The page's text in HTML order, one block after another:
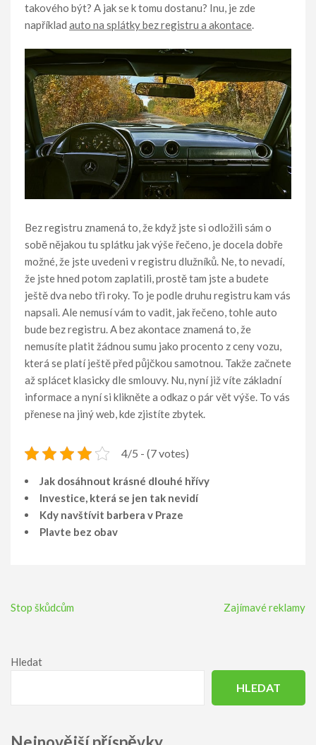
takového být? A jak se k tomu dostanu? Inu, je zde
například auto na splátky bez registru a akontace.
Bez registru znamená to, že když jste si odložili sám o
sobě nějakou tu splátku jak výše řečeno, je docela dobře
možné, že jste uvedeni v registru dlužníků. Ne, to nevadí,
že jste hned potom zaplatili, prostě tam jste a budete
ještě dva nebo tři roky. To je podle druhu registru kam vás
napsali. Ale nemusí vám to vadit, jak řečeno, tohle auto
bude bez registru. A bez akontace znamená to, že
nemusíte platit žádnou sumu jako procento z ceny vozu,
která se platí ještě před půjčkou samotnou. Takže začnete
až splácet klasicky dle smlouvy. Nu, nyní již víte základní
informace a nyní si klikněte a odkaz o pár vět výše. To vás
přenese na jiný web, kde zjistíte zbytek.
4/5 - (7 votes)
Jak dosáhnout krásné dlouhé hřívy
Investice, která se jen tak nevidí
Kdy navštívit barbera v Praze
Plavte bez obav
Navigace
Stop škůdcům Zajímavé reklamy
Hledat
HLEDAT